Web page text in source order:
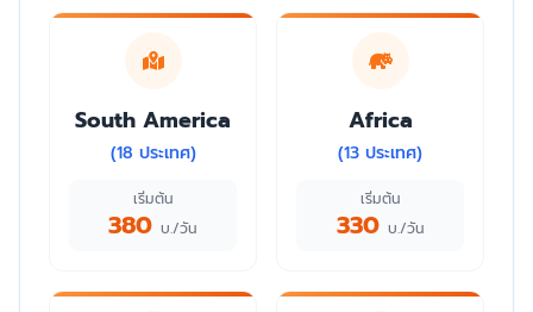
South America
(18 ประเทศ)
เริ่มต้น
380 บ./วัน
Africa
(13 ประเทศ)
เริ่มต้น
330 บ./วัน